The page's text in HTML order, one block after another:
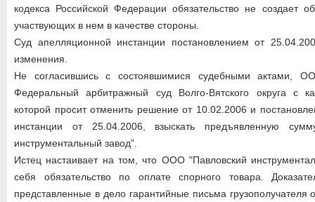
кодекса Российской Федерации обязательство не создает
участвующих в нем в качестве стороны.
Суд апелляционной инстанции постановлением от
изменения.
Не согласившись с состоявшимися судебными актами,
Федеральный арбитражный суд Волго-Вятского округа с
которой просит отменить решение от 10.02.2006 и
инстанции от 25.04.2006, взыскать предъявленную
инструментальный завод".
Истец настаивает на том, что ООО "Павловский
себя обязательство по оплате спорного товара.
представленные в дело гарантийные письма грузополучателя